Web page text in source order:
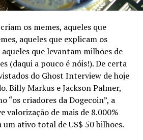
os memes, aqueles que
aqueles que explicam os
que levantam milhões de
(daqui a pouco é nóis!). De certa
do Ghost Interview de hoje
Billy Markus e Jackson Palmer,
“os criadores da Dogecoin”, a
valorização de mais de 8.000%
um ativo total de US$ 50 bilhões.